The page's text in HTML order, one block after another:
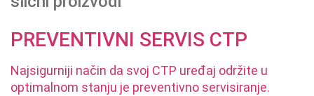
PREVENTIVNI SERVIS CTP
Najsigurniji način da svoj CTP uređaj održite u
optimalnom stanju je preventivno servisiranje.